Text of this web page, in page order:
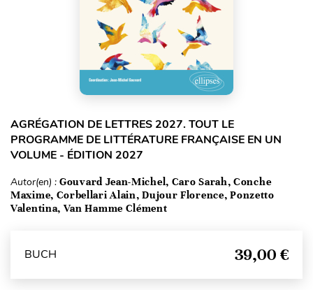
AGRÉGATION DE LETTRES 2027. TOUT LE
PROGRAMME DE LITTÉRATURE FRANÇAISE EN UN
VOLUME - ÉDITION 2027
Autor(en) : Gouvard Jean-Michel, Caro Sarah, Conche
Maxime, Corbellari Alain, Dujour Florence, Ponzetto
Valentina, Van Hamme Clément
BUCH 39,00 €